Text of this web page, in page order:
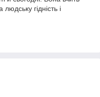
гідність і